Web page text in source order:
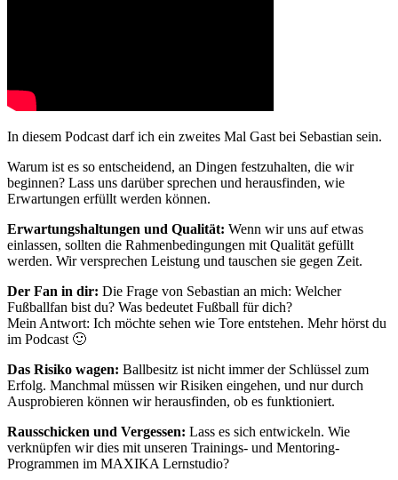
In diesem Podcast darf ich ein zweites Mal Gast bei Sebastian sein.
Warum ist es so entscheidend, an Dingen festzuhalten, die wir
beginnen? Lass uns darüber sprechen und herausfinden, wie
Erwartungen erfüllt werden können.
Erwartungshaltungen und Qualität: Wenn wir uns auf etwas
einlassen, sollten die Rahmenbedingungen mit Qualität gefüllt
werden. Wir versprechen Leistung und tauschen sie gegen Zeit.
Der Fan in dir: Die Frage von Sebastian an mich: Welcher
Fußballfan bist du? Was bedeutet Fußball für dich?
Mein Antwort: Ich möchte sehen wie Tore entstehen. Mehr hörst du
im Podcast 🙂
Das Risiko wagen: Ballbesitz ist nicht immer der Schlüssel zum
Erfolg. Manchmal müssen wir Risiken eingehen, und nur durch
Ausprobieren können wir herausfinden, ob es funktioniert.
Rausschicken und Vergessen: Lass es sich entwickeln. Wie
verknüpfen wir dies mit unseren Trainings- und Mentoring-
Programmen im MAXIKA Lernstudio?